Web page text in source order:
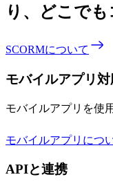
り、どこでも
SCORMについて
モバイルアプリ対
モバイルアプリを使
モバイルアプリにつ
APIと連携